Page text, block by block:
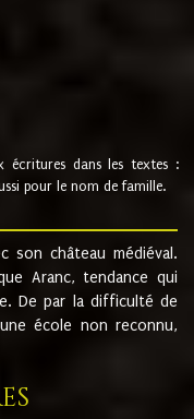
écritures dans les textes :
pour le nom de famille.
son château médiéval.
Aranc, tendance qui
De par la difficulté de
école non reconnu,